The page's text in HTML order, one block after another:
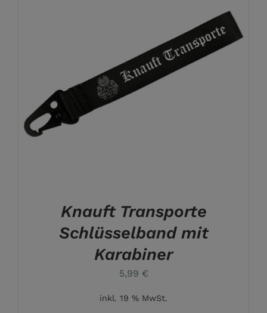
Knauft Transporte
Schlüsselband mit
Karabiner
5,99 €
inkl. 19 % MwSt.